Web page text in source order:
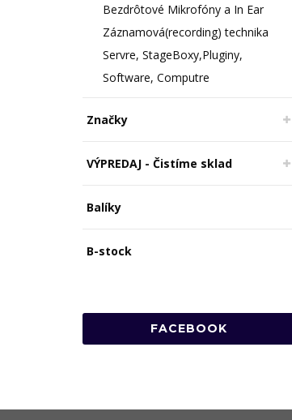
Bezdrôtové Mikrofóny a In Ear
Záznamová(recording) technika
Servre, StageBoxy,Pluginy,
Software, Computre
Značky
VÝPREDAJ - Čistíme sklad
Balíky
B-stock
FACEBOOK